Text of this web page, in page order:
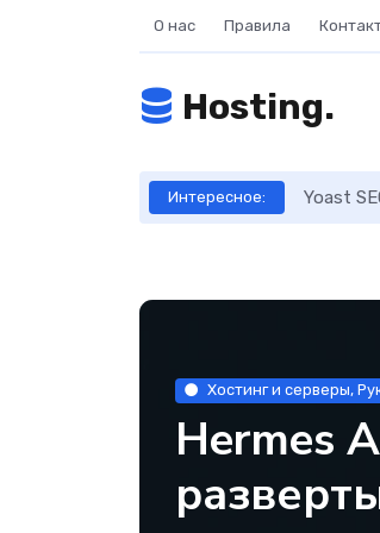
О нас Правила
Hosting.
Интересное: Yoast
Хостинг и серверы,
Hermes